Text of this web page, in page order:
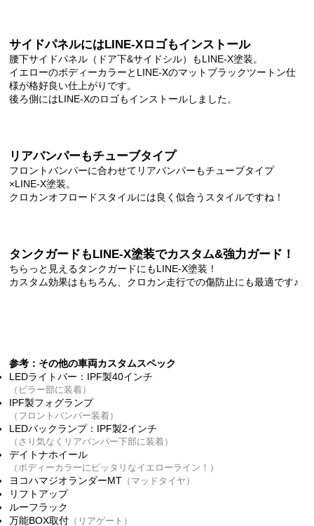
サイドパネルにはLINE-Xロゴもインストール
腰下サイドパネル（ドア下&サイドシル）もLINE-X塗装。
イエローのボディーカラーとLINE-Xのマットブラックツートン仕
様が格好良い仕上がりです。
後ろ側にはLINE-Xのロゴもインストールしました。
リアバンパーもチューブタイプ
フロントバンパーに合わせてリアバンパーもチューブタイプ
×LINE-X塗装。
クロカンオフロードスタイルには良く似合うスタイルですね！
タンクガードもLINE-X塗装でカスタム&強力ガード！
ちらっと見えるタンクガードにもLINE-X塗装！
カスタム効果はもちろん、クロカン走行での傷防止にも最適です♪
参考：その他の車両カスタムスペック
LEDライトバー：IPF製40インチ
（ピラー部に装着）
IPF製フォグランプ
（フロントバンパー装着）
LEDバックランプ：IPF製2インチ
（さり気なくリアバンパー下部に装着）
デイトナホイール
（ボディーカラーにピッタリなイエローライン！）
ヨコハマジオランダーMT （マッドタイヤ）
リフトアップ
ルーフラック
万能BOX取付 （リアゲート）